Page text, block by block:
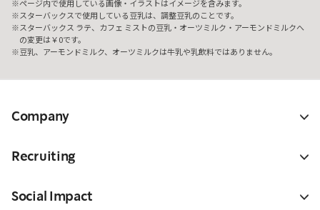
ページ内で使用している画像・イラストはイメージを含みます。
スターバックスで使用している豆乳は、調整豆乳のことです。
スターバックス ラテ、カフェ ミストの豆乳・オーツミルク・アーモンドミルクへ
の変更は￥0です。
豆乳、アーモンドミルク、オーツミルクは牛乳や乳飲料ではありません。
Company
Recruiting
Social Impact